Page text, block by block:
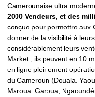
Camerounaise ultra
2000 Vendeurs, et des
conçue pour permettre aux
donner de la visibilité à
considérablement leurs
Market , ils peuvent en 10
en ligne pleinement
du Cameroun (Douala,
Maroua, Garoua,